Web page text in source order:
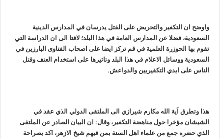
واوضح ان التکفیر والتحریض علی القتل یدرسان في المدارس الدینیة
السعودیة، فضلا عن المدارس العامة في هذا البلد؛ لافتا الی ان الدراسة التي
تقوم بها الحوزرة العلمیة في قم ترکز ایضا علی اصحاب الفتاوی البارزین في
السعودیة ووسائل الاعلام في هذا البلد وتاثیرها علی استخدام العنف وقتل
الناس علی ایدي التکفیریین والدواعش.
هذا وتطرق آية الله مكارم شيرازي الی الملتقی الدولي الذي عقد في
الشیشان مؤخرا حول مناهضة التکفیر، وقال: ان البیان الصادر عن الملتقی
الذي حضره جمع من علماء اهل السنة بمن فیهم شیخ الازهر، اکد بصراحة